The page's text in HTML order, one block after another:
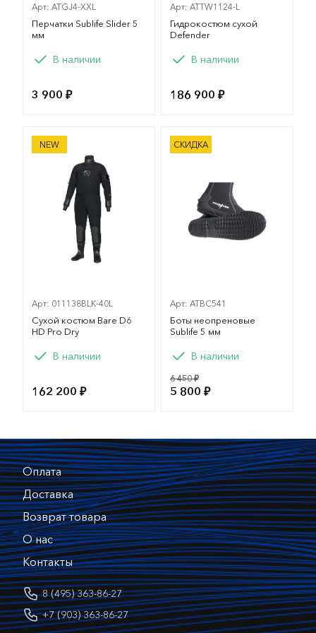
Арт: ATGJ4-XXL
Перчатки Sublife Slider 5
мм
ВариантВ наличии
3 900 ₽
Арт: ATTW1124-L
Гидрокостюм сухой
Defender
ВариантВ наличии
186 900 ₽
NEW
Сухой костюм Bare D6 HD Pro Dry
Арт: 011138BLK-40L
Сухой костюм Bare D6
HD Pro Dry
ВариантВ наличии
162 200 ₽
СКИДКА
Боты неопреновые
Арт: ATBC541
Боты неопреновые
Sublife 5 мм
В наличии
6 450 ₽
5 800 ₽
Оплата
Доставка
Возврат товара
О нас
Контакты
8 (495) 363-86-27
+7 (903) 363-86-27